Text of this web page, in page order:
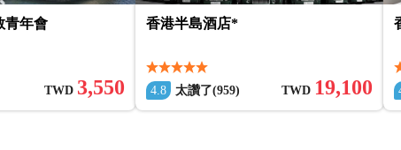
青年會
TWD 3,550
香港半島酒店*
4.8 太讚了(959) TWD 19,100